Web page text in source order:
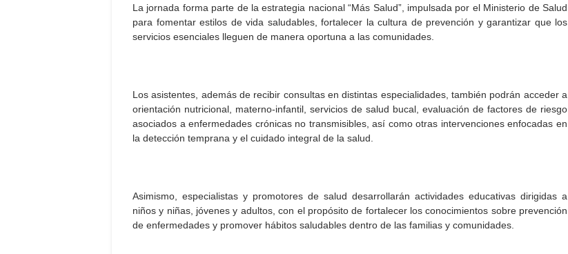
La jornada forma parte de la estrategia nacional “Más Salud”, impulsada por el Ministerio de Salud
para fomentar estilos de vida saludables, fortalecer la cultura de prevención y garantizar que los
servicios esenciales lleguen de manera oportuna a las comunidades.
Los asistentes, además de recibir consultas en distintas especialidades, también podrán acceder a
orientación nutricional, materno-infantil, servicios de salud bucal, evaluación de factores de riesgo
asociados a enfermedades crónicas no transmisibles, así como otras intervenciones enfocadas en
la detección temprana y el cuidado integral de la salud.
Asimismo, especialistas y promotores de salud desarrollarán actividades educativas dirigidas a
niños y niñas, jóvenes y adultos, con el propósito de fortalecer los conocimientos sobre prevención
de enfermedades y promover hábitos saludables dentro de las familias y comunidades.